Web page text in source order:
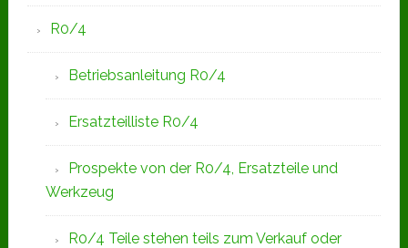
R0/4
Betriebsanleitung R0/4
Ersatzteilliste R0/4
Prospekte von der R0/4, Ersatzteile und
Werkzeug
R0/4 Teile stehen teils zum Verkauf oder